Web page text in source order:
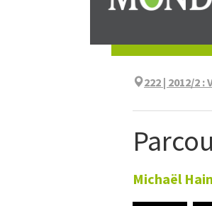
222 | 2012/2 :
Michaël